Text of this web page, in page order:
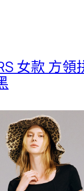
女款 方領